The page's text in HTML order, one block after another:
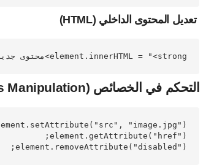
تعديل المحتوى الداخلي (HTML)
element.innerHTML = "<strong>محتوى جديد</strong>";
التحكم في الخصائص (Attributes Manipulation)
element.removeAttribute("disabled");